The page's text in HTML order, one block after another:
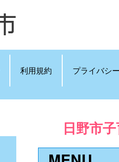
利用規約 プライバシ
日野市